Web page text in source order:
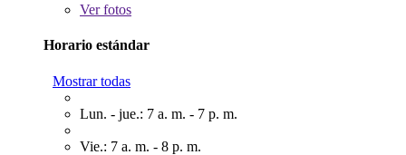
Verfotos
Horario estándar
Mostrar todas
Lun. - jue.: 7 a. m. - 7 p. m.
Vie.: 7 a. m. - 8 p. m.